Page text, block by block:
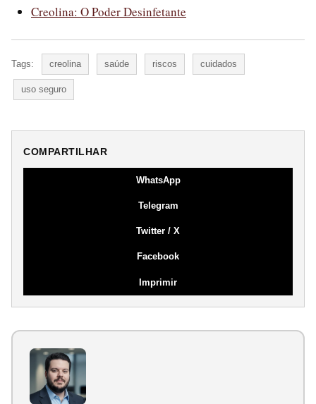
Creolina: O Poder Desinfetante
Tags: creolina saúde riscos cuidados
uso seguro
COMPARTILHAR
WhatsApp
Telegram
Twitter / X
Facebook
Imprimir